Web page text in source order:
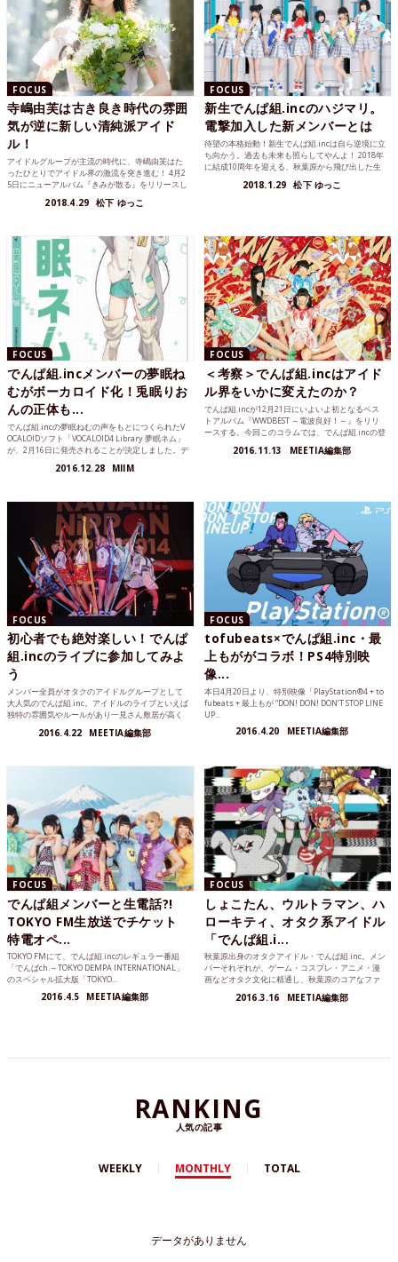
FOCUS
寺嶋由芙は古き良き時代の雰囲
気が逆に新しい清純派アイド
ル！
アイドルグループが主流の時代に、寺嶋由芙はた
ったひとりでアイドル界の激流を突き進む！ 4月2
5日にニューアルバム『きみが散る』をリリースし
2018.4.29 松下 ゆっこ
FOCUS
新生でんぱ組.incのハジマリ。
電撃加入した新メンバーとは
待望の本格始動！新生でんぱ組.incは自ら逆境に立
ち向かう。過去も未来も照らしてやんよ！ 2018年
に結成10周年を迎える、秋葉原から飛び出した生
2018.1.29 松下 ゆっこ
FOCUS
でんぱ組.incメンバーの夢眠ね
むがボーカロイド化！兎眠りお
んの正体も...
でんぱ組.incの夢眠ねむの声をもとにつくられたV
OCALOIDソフト「VOCALOID4 Library 夢眠ネム」
が、2月16日に発売されることが決定しました。デ
2016.12.28 MIIM
FOCUS
＜考察＞でんぱ組.incはアイド
ル界をいかに変えたのか？
でんぱ組.incが12月21日にいよいよ初となるベス
トアルバム『WWDBEST ～電波良好！～』をリリ
ースする。今回このコラムでは、でんぱ組.incの登
イミングで今一度考察してみたい。
2016.11.13 MEETIA編集部
FOCUS
初心者でも絶対楽しい！でんぱ
組.incのライブに参加してみよ
う
メンバー全員がオタクのアイドルグループとして
大人気のでんぱ組.inc。アイドルのライブといえば
独特の雰囲気やルールがあり一見さん敷居が高く
2016.4.22 MEETIA編集部
FOCUS
tofubeats×でんぱ組.inc・最
上もががコラボ！PS4特別映
像...
本日4月20日より、特別映像「PlayStation®4 + to
fubeats + 最上もが “DON! DON! DON’T STOP LINE
UP...
2016.4.20 MEETIA編集部
FOCUS
でんぱ組メンバーと生電話?!
TOKYO FM生放送でチケット
特電オペ...
TOKYO FMにて、でんぱ組.incのレギュラー番組
「でんぱch.～TOKYO DEMPA INTERNATIONAL」
のスペシャル拡大版「TOKYO...
2016.4.5 MEETIA編集部
FOCUS
しょこたん、ウルトラマン、ハ
ローキティ、オタク系アイドル
「でんぱ組.i...
秋葉原出身のオタクアイドル・でんぱ組.inc。メン
バーそれぞれが、ゲーム・コスプレ・アニメ・漫
画などオタク文化に精通し、秋葉原のコアなファ
2016.3.16 MEETIA編集部
RANKING
人気の記事
WEEKLY MONTHLY TOTAL
データがありません